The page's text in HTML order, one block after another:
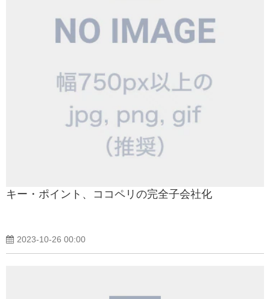
キー・ポイント、ココペリの完全子会社化
2023-10-26 00:00